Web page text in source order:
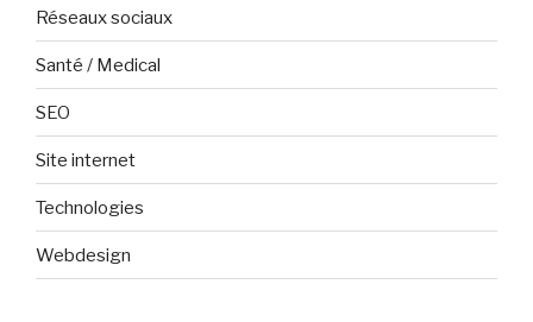
Réseaux sociaux
Santé / Medical
SEO
Site internet
Technologies
Webdesign